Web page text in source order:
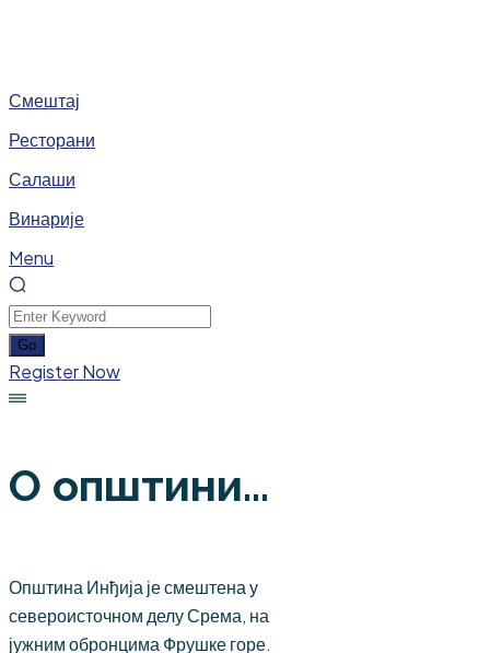
Смештај
Ресторани
Салаши
Винарије
Menu
Register Now
О општини...
Општина Инђија је смештена у
североисточном делу Срема, на
јужним обронцима Фрушке горе.